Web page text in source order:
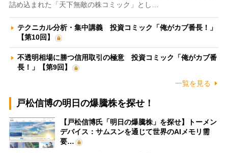
詰め込まれた「天下無敵の株コミック」とし…
テクニカル分析・集中講義 投資コミック「俺がカブ番長！」
【第10回】
不透明相場に勝つ信用取引の極意 投資コミック「俺がカブ番
長！」【第9回】
一覧を見る
戸松信博の明日の爆騰株を探せ！
【戸松信博氏「明日の爆騰株」を探せ】トーメン
デバイス：サムスンを通じて世界のAIメモリ需
要…